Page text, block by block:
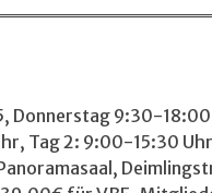
Donnerstag 9:30-
Tag 2: 9:00-15:30 Uhr